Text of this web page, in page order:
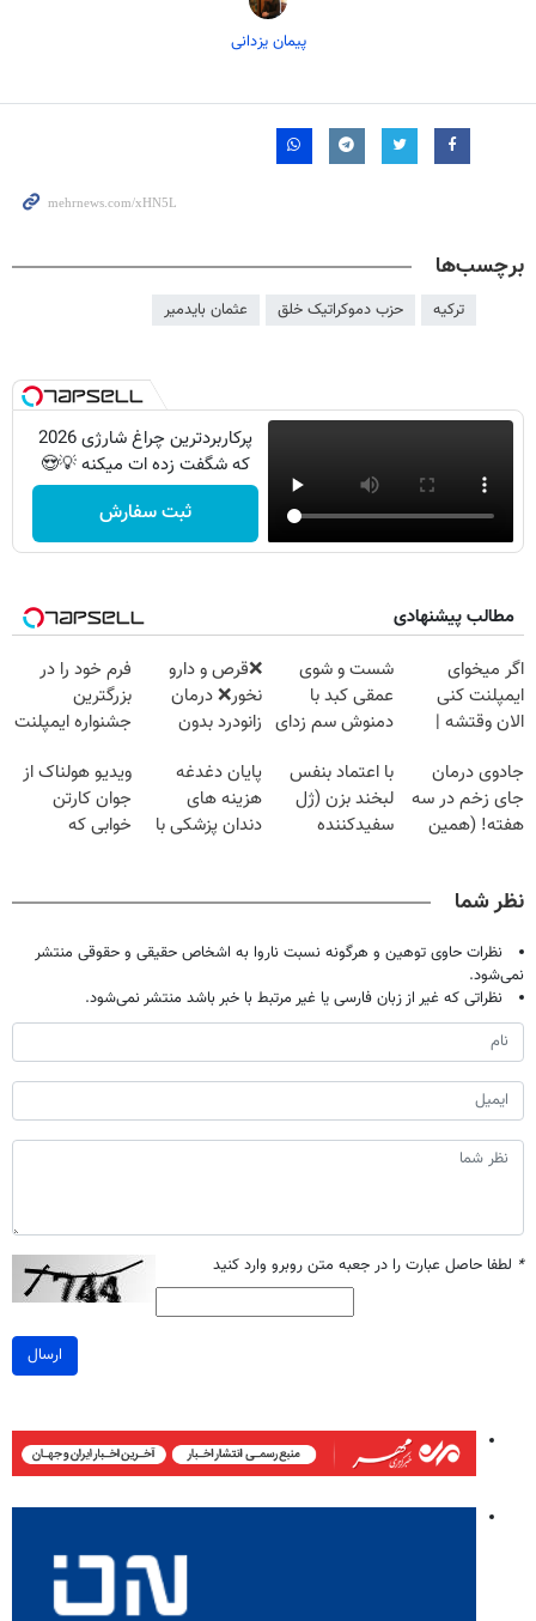
پیمان یزدانی
برچسب‌ها
ترکیه حزب دموکراتیک خلق عثمان بایدمیر
پرکاربردترین چراغ شارژی 2026
که شگفت زده ات میکنه 💡😍
ثبت سفارش
مطالب پیشنهادی
اگر میخوای
ایمپلنت کنی
الان وقتشه |
میلیون تومان!!!
شست و شوی
عمقی کبد با
دمنوش سم زدای
❌قرص‌ و دارو
نخور❌ درمان
زانودرد بدون
فرم خود را در
بزرگترین
جشنواره ایمپلنت
فقط ۲۵ میلیون
جادوی درمان
جای زخم در سه
هفته! (همین
با اعتماد بنفس
لبخند بزن (ژل
سفیدکننده
پایان دغدغه
هزینه های
دندان پزشکی با
ویدیو هولناک از
جوان کارتن
خوابی که
نظر شما
نظرات حاوی توهین و هرگونه نسبت ناروا به اشخاص حقیقی و حقوقی منتشر
نمی‌شود.
نظراتی که غیر از زبان فارسی یا غیر مرتبط با خبر باشد منتشر نمی‌شود.
* لطفا حاصل عبارت را در جعبه متن روبرو وارد کنید
ارسال